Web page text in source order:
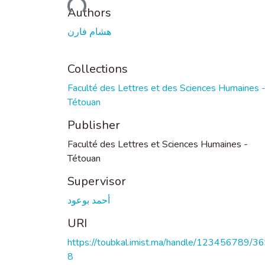
Loading...
Authors
هشام فارن
Collections
Faculté des Lettres et des Sciences Humaines -
Tétouan
Publisher
Faculté des Lettres et Sciences Humaines -
Tétouan
Supervisor
أحمد بوعود
URI
https://toubkal.imist.ma/handle/123456789/
8